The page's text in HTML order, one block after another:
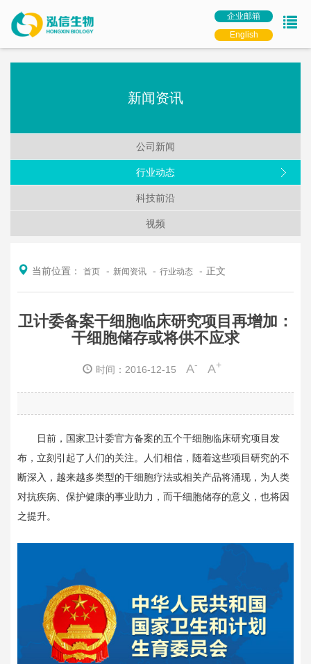
企业邮箱
English
新闻资讯
公司新闻
行业动态
科技前沿
视频
当前位置： 首页 新闻资讯 行业动态 正文
卫计委备案干细胞临床研究项目再增加：
干细胞储存或将供不应求
时间：2016-12-15 A- A+
日前，国家卫计委官方备案的五个干细胞临床研究项目发
布，立刻引起了人们的关注。人们相信，随着这些项目研究的不
断深入，越来越多类型的干细胞疗法或相关产品将涌现，为人类
对抗疾病、保护健康的事业助力，而干细胞储存的意义，也将因
之提升。